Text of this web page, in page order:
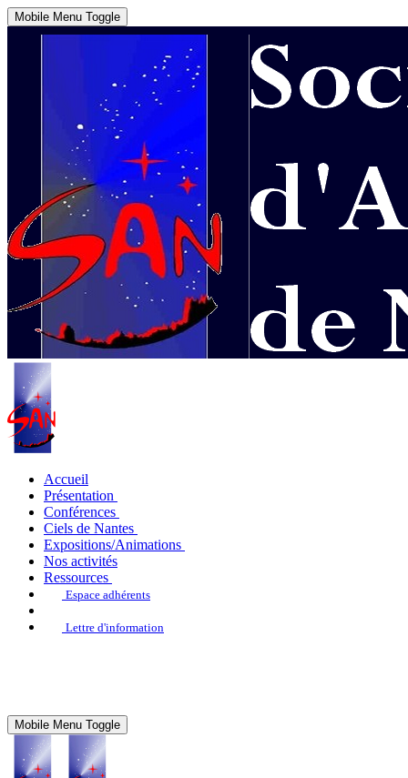
Mobile Menu Toggle
Accueil
Présentation
Conférences
Ciels de Nantes
Expositions/Animations
Nos activités
Ressources
Espace adhérents
Lettre d'information
Mobile Menu Toggle